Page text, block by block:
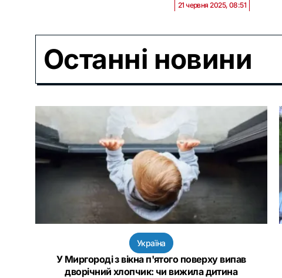
21 червня 2025, 08:51
Останні новини
Україна
У Миргороді з вікна п'ятого поверху випав
дворічний хлопчик: чи вижила дитина